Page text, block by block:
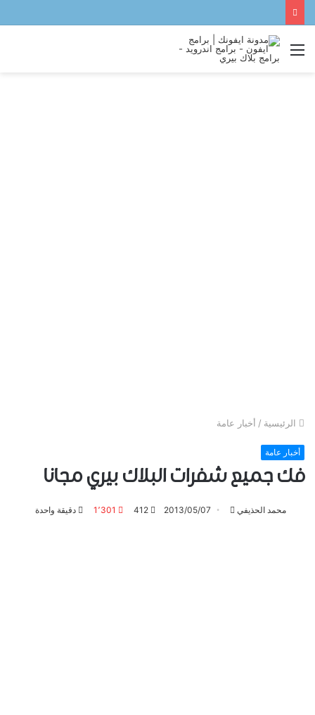
القائمة
الرئيسية / أخبار عامة
أخبار عامة
فك جميع شفرات البلاك بيري مجانا
محمد الحذيفي 2013/05/07
412 1٬301 دقيقة واحدة